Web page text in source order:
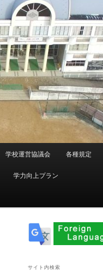
学校運営協議会 各種規定
学力向上プラン
サイト内検索